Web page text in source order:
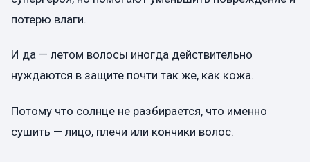
потерю влаги.
И да — летом волосы иногда действительно
нуждаются в защите почти так же, как кожа.
Потому что солнце не разбирается, что именно
сушить — лицо, плечи или кончики волос.